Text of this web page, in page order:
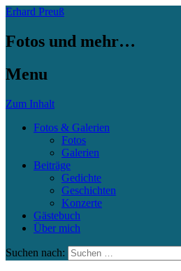
Erhard Preuß
Fotos und mehr…
Menu
Zum Inhalt
Fotos & Galerien
Fotos
Galerien
Beiträge
Gedichte
Geschichten
Konzerte
Gästebuch
Über mich
Suchen nach: